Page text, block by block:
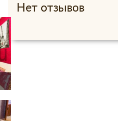
Нет отзывов